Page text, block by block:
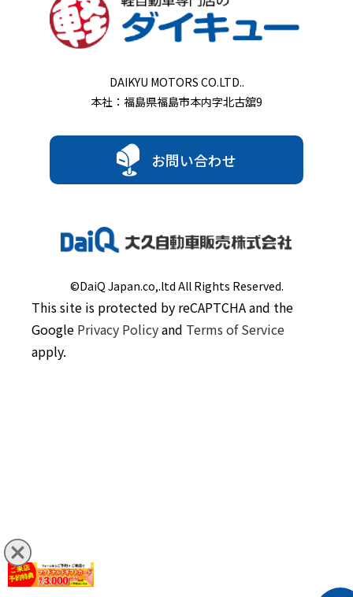
DAIKYU MOTORS CO.LTD..
本社：福島県福島市本内字北古舘9
お問い合わせ
©DaiQ Japan.co,.ltd All Rights Reserved.
This site is protected by reCAPTCHA and the
Google Privacy Policyand Terms of Service
apply.